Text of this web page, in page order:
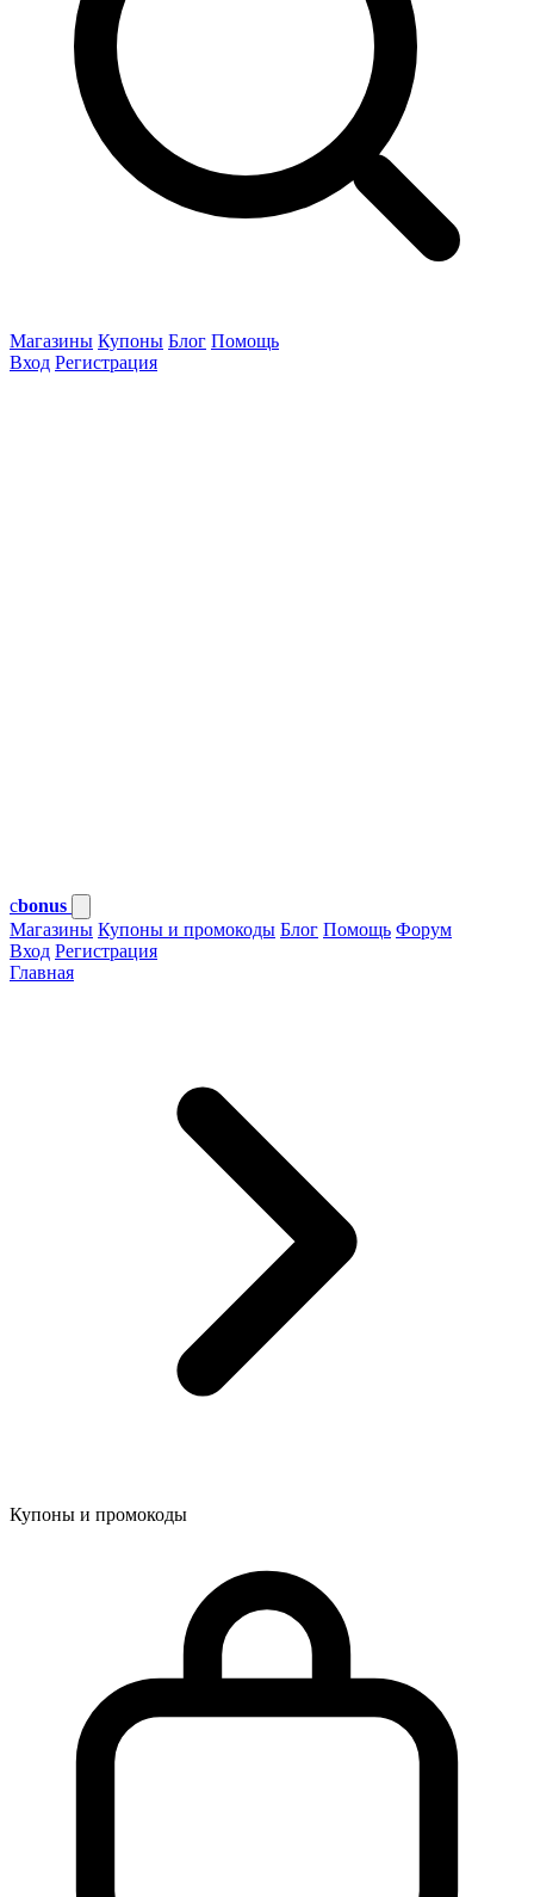
Магазины Купоны Блог Помощь
Вход Регистрация
cbonus
Магазины Купоны и промокоды Блог Помощь Форум
Вход Регистрация
Главная
Купоны и промокоды